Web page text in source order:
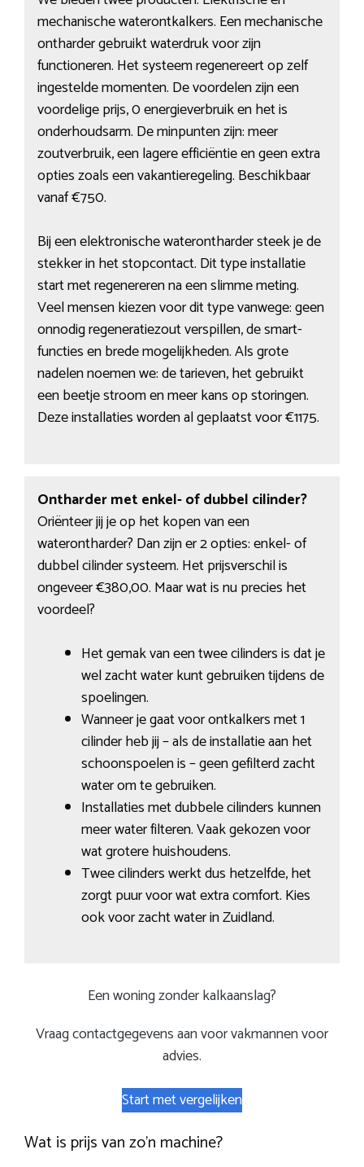
mechanische waterontkalkers. Een mechanische
ontharder gebruikt waterdruk voor zijn
functioneren. Het systeem regenereert op zelf
ingestelde momenten. De voordelen zijn een
voordelige prijs, 0 energieverbruik en het is
onderhoudsarm. De minpunten zijn: meer
zoutverbruik, een lagere efficiëntie en geen extra
opties zoals een vakantieregeling. Beschikbaar
vanaf €750.
Bij een elektronische waterontharder steek je de
stekker in het stopcontact. Dit type installatie
start met regenereren na een slimme meting.
Veel mensen kiezen voor dit type vanwege: geen
onnodig regeneratiezout verspillen, de smart-
functies en brede mogelijkheden. Als grote
nadelen noemen we: de tarieven, het gebruikt
een beetje stroom en meer kans op storingen.
Deze installaties worden al geplaatst voor €1175.
Ontharder met enkel- of dubbel cilinder?
Oriënteer jij je op het kopen van een
waterontharder? Dan zijn er 2 opties: enkel- of
dubbel cilinder systeem. Het prijsverschil is
ongeveer €380,00. Maar wat is nu precies het
voordeel?
Het gemak van een twee cilinders is dat je
wel zacht water kunt gebruiken tijdens de
spoelingen.
Wanneer je gaat voor ontkalkers met 1
cilinder heb jij – als de installatie aan het
schoonspoelen is – geen gefilterd zacht
water om te gebruiken.
Installaties met dubbele cilinders kunnen
meer water filteren. Vaak gekozen voor
wat grotere huishoudens.
Twee cilinders werkt dus hetzelfde, het
zorgt puur voor wat extra comfort. Kies
ook voor zacht water in Zuidland.
Een woning zonder kalkaanslag?
Vraag contactgegevens aan voor vakmannen voor
advies.
Start met vergelijken
Wat is prijs van zo’n machine?